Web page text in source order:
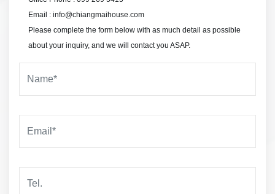
Email : info@chiangmaihouse.com
Please complete the form below with as much detail as possible
about your inquiry, and we will contact you ASAP.